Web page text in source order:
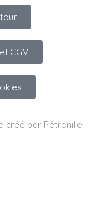
CGV
créé par Pétronille